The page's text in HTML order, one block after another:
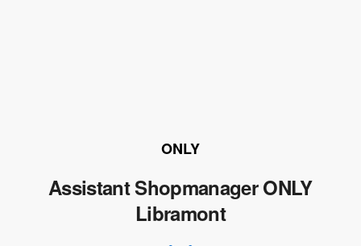
ONLY
Assistant Shopmanager ONLY
Libramont